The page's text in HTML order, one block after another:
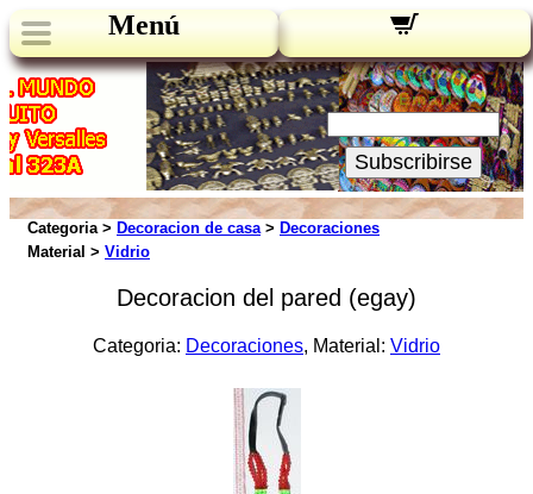
Menú
Novedades:
Su Email:
Subscribirse
Categoria > Decoracion de casa> Decoraciones
Material > Vidrio
Decoracion del pared (egay)
Categoria: Decoraciones, Material: Vidrio